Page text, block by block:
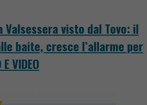
Valsessera visto dal Tovo: il
baite, cresce l’allarme per
VIDEO